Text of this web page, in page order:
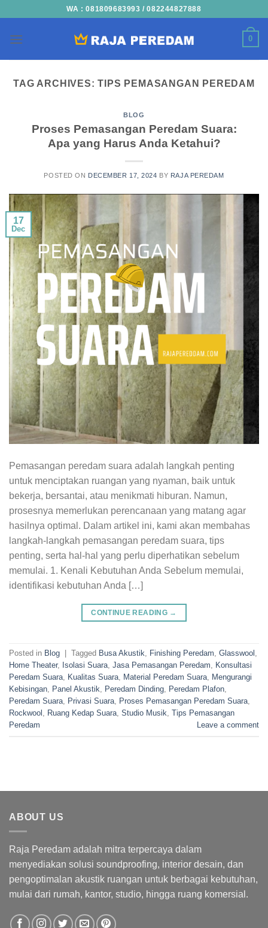
content
WA : 081809683993 / 082244827888
0
TAG ARCHIVES:TIPS PEMASANGAN PEREDAM
BLOG
Proses Pemasangan Peredam Suara:
Apa yang Harus Anda Ketahui?
POSTED ON DECEMBER 17, 2024 BY RAJA PEREDAM
17
Dec
Pemasangan peredam suara adalah langkah penting
untuk menciptakan ruangan yang nyaman, baik untuk
bekerja, bersantai, atau menikmati hiburan. Namun,
prosesnya memerlukan perencanaan yang matang agar
hasilnya optimal. Dalam artikel ini, kami akan membahas
langkah-langkah pemasangan peredam suara, tips
penting, serta hal-hal yang perlu diperhatikan sebelum
memulai. 1. Kenali Kebutuhan Anda Sebelum memulai,
identifikasi kebutuhan Anda […]
CONTINUE READING →
Posted in Blog Tagged Busa Akustik Finishing Peredam Glasswool
Home Theater, Isolasi Suara Jasa Pemasangan Peredam
Konsultasi
Peredam Suara
Kualitas Suara Material Peredam Suara
Mengurangi
Kebisingan
Panel Akustik Peredam Dinding Peredam Plafon
Peredam Suara
Privasi Suara Proses Pemasangan Peredam Suara
Rockwool
Ruang Kedap Suara Studio Musik Tips Pemasangan
Peredam
Leave a comment
ABOUT US
Raja Peredam adalah mitra terpercaya dalam
menyediakan solusi soundproofing, interior desain, dan
pengoptimalan akustik ruangan untuk berbagai kebutuhan,
mulai dari rumah, kantor, studio, hingga ruang komersial.